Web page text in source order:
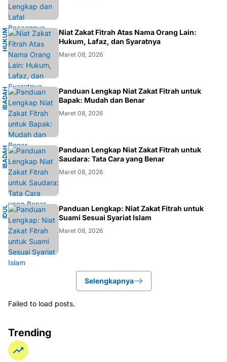
H
U
KU
M
I
S
L
AM
Niat Zakat Fitrah Atas Nama Orang Lain:
Hukum, Lafaz, dan Syaratnya
Maret 08, 2026
I
B
A
DA
H
I
S
L
AM
Panduan Lengkap Niat Zakat Fitrah untuk
Bapak: Mudah dan Benar
Maret 08, 2026
I
B
A
DA
H
I
S
L
AM
Panduan Lengkap Niat Zakat Fitrah untuk
Saudara: Tata Cara yang Benar
Maret 08, 2026
I
D
U
L
F
I
T
RI
Panduan Lengkap: Niat Zakat Fitrah untuk
Suami Sesuai Syariat Islam
Maret 08, 2026
Selengkapnya
Failed to load posts.
Trending